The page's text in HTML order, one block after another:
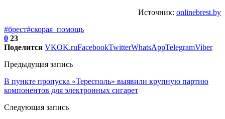
Источник: onlinebrest.by
#брест#скорая_помощь
0 23
Поделится VKOK.ruFacebookTwitterWhatsAppTelegramViber
Предыдущая запись
В пункте пропуска «Тересполь» выявили крупную партию
компонентов для электронных сигарет
Следующая запись